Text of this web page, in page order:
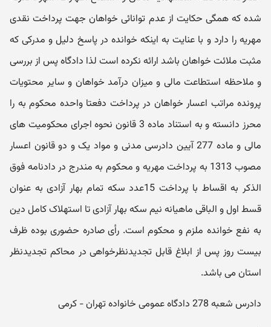
شده که همگی حکایت از عدم توانائی خواهان جهت پرداخت نقدی
مهریه را دارد و با عنایت به اینکه خوانده در پاسخ دلیل و مدرکی که
مثبت ملائت خواهان باشد ارائه نکرده است لذا دادگاه پس از بررسی
و ملاحظه استطاعت مالی و میزان درآمد خواهان و سایر محتویات
پرونده مراتب اعسار خواهان در پرداخت دفعتا واحده محکوم به را
محرز دانسته و به استناد ماده 3 قانون نحوه اجرای محکومیت های
مالی و ماده 277 آیین دادرسی مدنی و مواد یک و دو قانون اعسار
مصوب 1313 به پرداخت مهریه و محکوم به مندرج در دادنامه فوق
الذکر به اقساط با پرداخت 15عدد سکه تمام بهار آزادی به عنوان
قسط اول و الباقی ماهیانه نیم سکه بهار آزادی تا استهلاک کامل دین
به نفع خوانده ملزم و محکوم است. رأی صادره حضوری بوده ظرف
بیست روز پس از ابلاغ قابل تجدیدنظرخواهی در محاکم تجدیدنظر
استان می باشد.
دادرس شعبه 278 دادگاه عمومی خانواده تهران - کرمی